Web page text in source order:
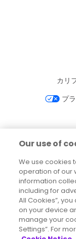
カリ
プ
Our use of
We use cookies
operation of our
information
including for
All Cookies”,
on your device
manage your
Settings”. For